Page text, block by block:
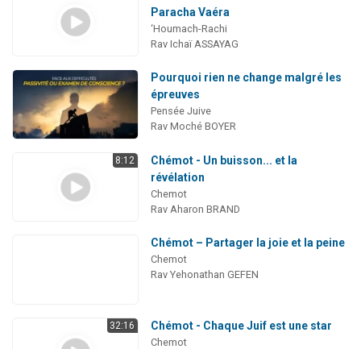
Paracha Vaéra
‘Houmach-Rachi
Rav Ichaï ASSAYAG
Pourquoi rien ne change malgré les
épreuves
Pensée Juive
Rav Moché BOYER
8:12
Chémot - Un buisson... et la
révélation
Chemot
Rav Aharon BRAND
Chémot – Partager la joie et la peine
Chemot
Rav Yehonathan GEFEN
32:16 Chémot - Chaque Juif est une star
Chemot